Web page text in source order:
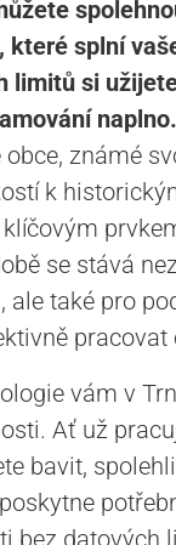
které splní
limitů si
naplno.
známé
k
se stává
ale také pro
pracovat
vám v
Ať už
bavit,